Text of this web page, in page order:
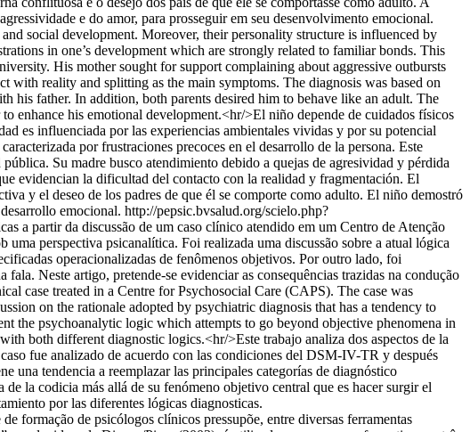
e do amor, para prosseguir em seu desenvolvimento emocional.
social development. Moreover, their personality structure is influenced by
in one’s development which are strongly related to familiar bonds. This
His mother sought for support complaining about aggressive outbursts
reality and splitting as the main symptoms. The diagnosis was based on
his father. In addition, both parents desired him to behave like an adult. The
enhance his emotional development.<hr/>El niño depende de cuidados físicos
es influenciada por las experiencias ambientales vividas y por su potencial
por frustraciones precoces en el desarrollo de la persona. Este
Su madre busco atendimiento debido a quejas de agresividad y pérdida
evidencian la dificultad del contacto con la realidad y fragmentación. El
y el deseo de los padres de que él se comporte como adulto. El niño demostró
emocional. http://pepsic.bvsalud.org/scielo.php?
a partir da discussão de um caso clínico atendido em um Centro de Atenção
perspectiva psicanalítica. Foi realizada uma discussão sobre a atual lógica
operacionalizadas de fenômenos objetivos. Por outro lado, foi
Neste artigo, pretende-se evidenciar as consequências trazidas na condução
case treated in a Centre for Psychosocial Care (CAPS). The case was
on the rationale adopted by psychiatric diagnosis that has a tendency to
the psychoanalytic logic which attempts to go beyond objective phenomena in
both different diagnostic logics.<hr/>Este trabajo analiza dos aspectos de la
fue analizado de acuerdo con las condiciones del DSM-IV-TR y después
una tendencia a reemplazar las principales categorías de diagnóstico
la codicia más allá de su fenómeno objetivo central que es hacer surgir el
por las diferentes lógicas diagnosticas.
formação de psicólogos clínicos pressupõe, entre diversas ferramentas